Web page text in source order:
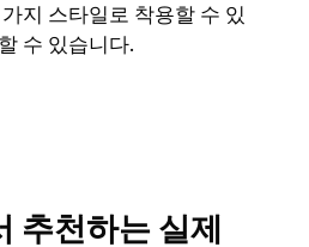
지 스타일로 착용할 수 있
수 있습니다.
추천하는 실제